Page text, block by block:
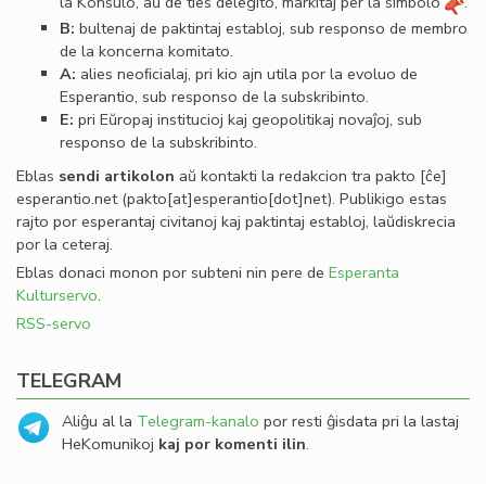
B: bultenaj de paktintaj establoj, sub responso de membro
de la koncerna komitato.
A: alies neoﬁcialaj, pri kio ajn utila por la evoluo de
Esperantio, sub responso de la subskribinto.
E: pri Eŭropaj institucioj kaj geopolitikaj novaĵoj, sub
responso de la subskribinto.
Eblas sendi artikolon aŭ kontakti la redakcion tra pakto [ĉe]
esperantio.net(pakto[at]esperantio[dot]net). Publikigo estas
rajto por esperantaj civitanoj kaj paktintaj establoj, laŭdiskrecia
por la ceteraj.
Eblas donaci monon por subteni nin pere de Esperanta
Kulturservo.
RSS-servo
TELEGRAM
Aliĝu al la Telegram-kanalo por resti ĝisdata pri la lastaj
HeKomunikoj kaj por komenti ilin.